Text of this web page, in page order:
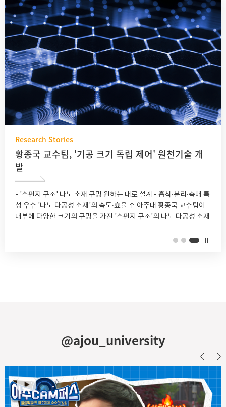
Research Stories
황종국 교수팀, '기공 크기 독립 제어' 원천기술 개
발
- '스펀지 구조' 나노 소재 구멍 원하는 대로 설계 - 흡착·분리·촉매 특
성 우수 '나노 다공성 소재'의 속도·효율 ↑ 아주대 황종국 교수팀이
내부에 다양한 크기의 구멍을 가진 '스펀지 구조'의 나노 다공성 소재
기공 구조를 정밀하게 설계할 수 있게 되면 차세대 배터리를 비롯해
mesoporous oxides and carbon materials via
homopolymer-assisted dual phase separation)’이라는 제목
(Chemical Engineering Journal)>에 4월 게재됐다. 아주대 황종
국·한국과학기술원(KAIST) 이진우·충남대 진형민 교수가 공동 교신
저자로 참여했고, 박종윤 아주대 석박사 통합과정생(에너지시스템학
@ajou_university